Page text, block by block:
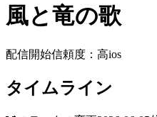
風と竜の歌
配信開始信頼度：高ios
タイムライン